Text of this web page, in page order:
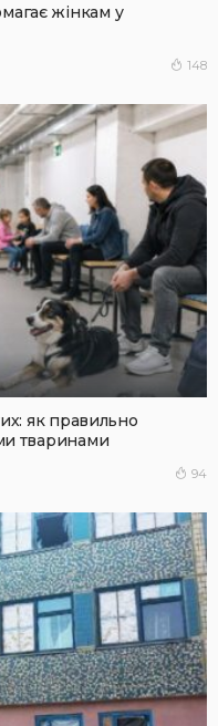
жінкам у
148
як правильно
тваринами
94